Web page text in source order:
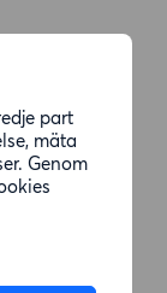
part
mäta
Genom